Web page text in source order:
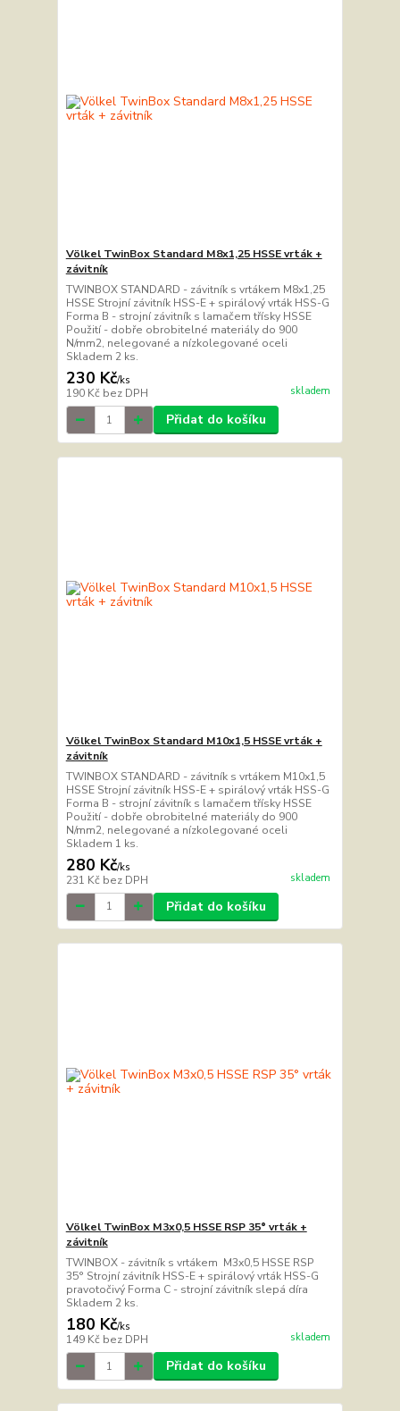
Völkel TwinBox Standard M8x1,25 HSSE vrták +
závitník
TWINBOX STANDARD - závitník s vrtákem M8x1,25
HSSE Strojní závitník HSS-E + spirálový vrták HSS-G
Forma B - strojní závitník s lamačem třísky HSSE
Použití - dobře obrobitelné materiály do 900
N/mm2, nelegované a nízkolegované oceli
Skladem 2 ks.
230 Kč/ks
190 Kč bez DPH skladem
Přidat do košíku
Völkel TwinBox Standard M10x1,5 HSSE vrták +
závitník
TWINBOX STANDARD - závitník s vrtákem M10x1,5
HSSE Strojní závitník HSS-E + spirálový vrták HSS-G
Forma B - strojní závitník s lamačem třísky HSSE
Použití - dobře obrobitelné materiály do 900
N/mm2, nelegované a nízkolegované oceli
Skladem 1 ks.
280 Kč/ks
231 Kč bez DPH skladem
Přidat do košíku
Völkel TwinBox M3x0,5 HSSE RSP 35° vrták +
závitník
TWINBOX - závitník s vrtákem M3x0,5 HSSE RSP
35° Strojní závitník HSS-E + spirálový vrták HSS-G
pravotočivý Forma C - strojní závitník slepá díra
Skladem 2 ks.
180 Kč/ks
149 Kč bez DPH skladem
Přidat do košíku